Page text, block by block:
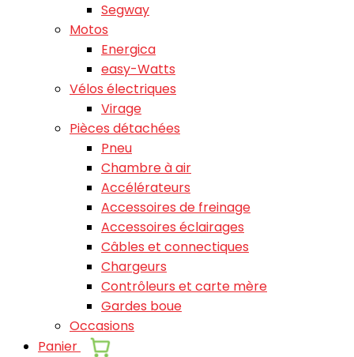
Segway
Motos
Energica
easy-Watts
Vélos électriques
Virage
Pièces détachées
Pneu
Chambre à air
Accélérateurs
Accessoires de freinage
Accessoires éclairages
Câbles et connectiques
Chargeurs
Contrôleurs et carte mère
Gardes boue
Occasions
Panier